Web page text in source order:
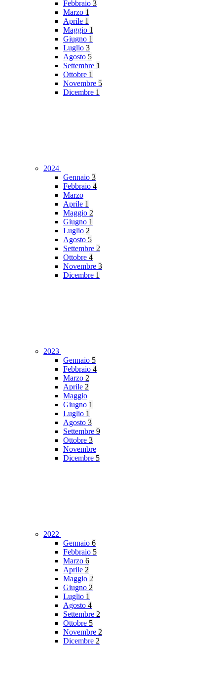
Febbraio 3
Marzo 1
Aprile 1
Maggio 1
Giugno 1
Luglio 3
Agosto 5
Settembre 1
Ottobre 1
Novembre 5
Dicembre 1
2024
Gennaio 3
Febbraio 4
Marzo
Aprile 1
Maggio 2
Giugno 1
Luglio 2
Agosto 5
Settembre 2
Ottobre 4
Novembre 3
Dicembre 1
2023
Gennaio 5
Febbraio 4
Marzo 2
Aprile 2
Maggio
Giugno 1
Luglio 1
Agosto 3
Settembre 9
Ottobre 3
Novembre
Dicembre 5
2022
Gennaio 6
Febbraio 5
Marzo 6
Aprile 2
Maggio 2
Giugno 2
Luglio 1
Agosto 4
Settembre 2
Ottobre 5
Novembre 2
Dicembre 2